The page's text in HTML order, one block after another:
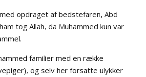
opdraget af bedstefaren, Abd
tog Allah, da Muhammed kun var
familier med en række
og selv her forsatte ulykker